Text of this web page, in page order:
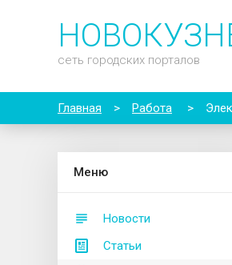
сеть городских порталов
Главная > Работа >
Меню
Новости
Статьи